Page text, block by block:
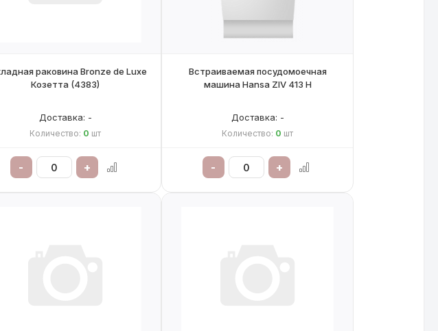
раковина Bronze de Luxe
Козетта (4383)
Доставка: -
Количество: 0 шт
- +
Встраиваемая посудомоечная
машина Hansa ZIV 413 H
Доставка: -
Количество: 0 шт
- +